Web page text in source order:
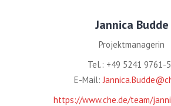
Jannica Budde
Projektmanagerin
Tel.: +49 5241 9761-
E-Mail:
https://www.che.de/team/